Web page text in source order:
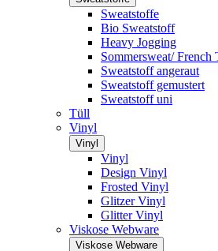
Sweatstoffe
Bio Sweatstoff
Heavy Jogging
Sommersweat/ French
Sweatstoff angeraut
Sweatstoff gemustert
Sweatstoff uni
Tüll
Vinyl
Vinyl
Vinyl
Design Vinyl
Frosted Vinyl
Glitzer Vinyl
Glitter Vinyl
Viskose Webware
Viskose Webware